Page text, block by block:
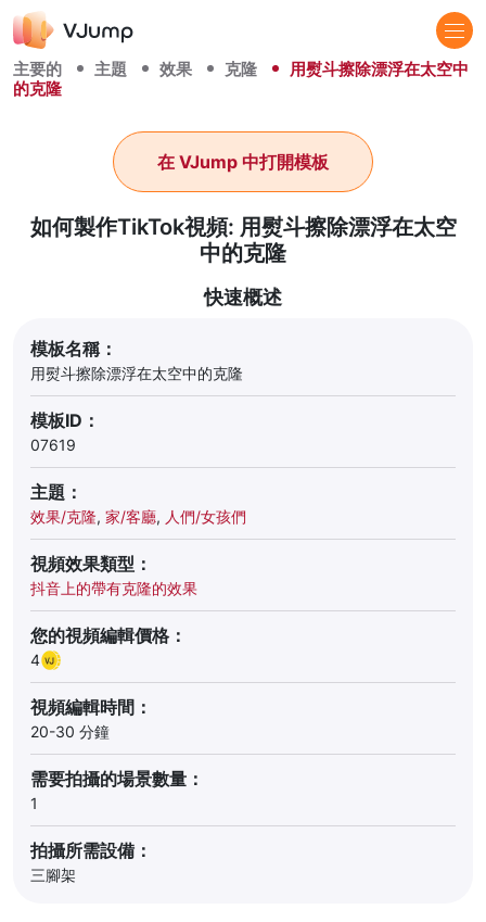
主要的 主題 效果 克隆
用熨斗擦除漂浮在太空中
的克隆
如何製作TikTok視頻: 用熨斗擦除漂浮在太空
中的克隆
在 VJump 中打開模板
快速概述
模板名稱：
用熨斗擦除漂浮在太空中的克隆
模板ID：
07619
主題：
效果/克隆, 家/客廳, 人們/女孩們
視頻效果類型：
抖音上的帶有克隆的效果
您的視頻編輯價格：
4
視頻編輯時間：
20-30 分鐘
需要拍攝的場景數量：
1
拍攝所需設備：
三腳架